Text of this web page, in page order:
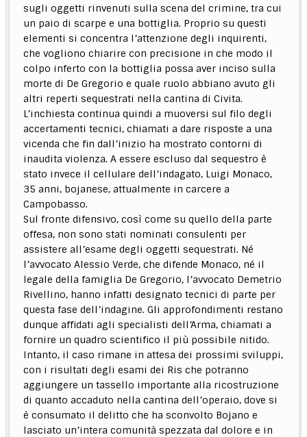
sugli oggetti rinvenuti sulla scena del crimine, tra cui
un paio di scarpe e una bottiglia. Proprio su questi
elementi si concentra l’attenzione degli inquirenti,
che vogliono chiarire con precisione in che modo il
colpo inferto con la bottiglia possa aver inciso sulla
morte di De Gregorio e quale ruolo abbiano avuto gli
altri reperti sequestrati nella cantina di Civita.
L’inchiesta continua quindi a muoversi sul filo degli
accertamenti tecnici, chiamati a dare risposte a una
vicenda che fin dall’inizio ha mostrato contorni di
inaudita violenza. A essere escluso dal sequestro è
stato invece il cellulare dell’indagato, Luigi Monaco,
35 anni, bojanese, attualmente in carcere a
Campobasso.
Sul fronte difensivo, così come su quello della parte
offesa, non sono stati nominati consulenti per
assistere all’esame degli oggetti sequestrati. Né
l’avvocato Alessio Verde, che difende Monaco, né il
legale della famiglia De Gregorio, l’avvocato Demetrio
Rivellino, hanno infatti designato tecnici di parte per
questa fase dell’indagine. Gli approfondimenti restano
dunque affidati agli specialisti dell’Arma, chiamati a
fornire un quadro scientifico il più possibile nitido.
Intanto, il caso rimane in attesa dei prossimi sviluppi,
con i risultati degli esami dei Ris che potranno
aggiungere un tassello importante alla ricostruzione
di quanto accaduto nella cantina dell’operaio, dove si
è consumato il delitto che ha sconvolto Bojano e
lasciato un’intera comunità spezzata dal dolore e in